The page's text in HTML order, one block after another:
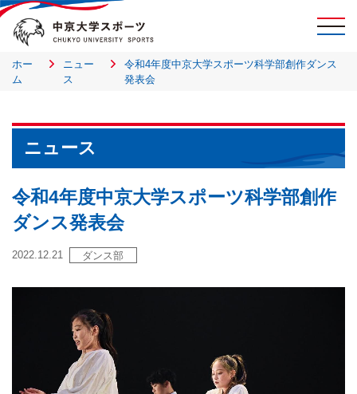
ホー
ム
ニュー
ス
令和4年度中京大学スポーツ科学部創作ダンス
発表会
ニュース
令和4年度中京大学スポーツ科学部創作
ダンス発表会
2022.12.21 ダンス部